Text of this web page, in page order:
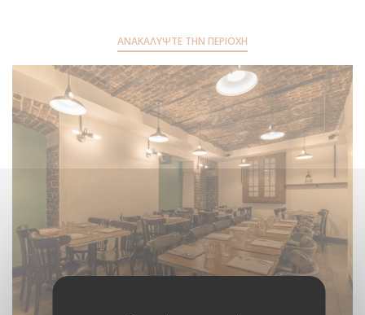
ΑΝΑΚΑΛΎΨΤΕ ΤΗΝ ΠΕΡΙΟΧΉ